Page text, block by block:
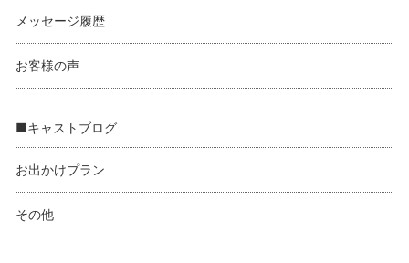
メッセージ履歴
お客様の声
■キャストブログ
お出かけプラン
その他